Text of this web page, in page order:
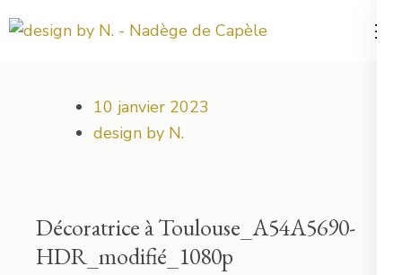
au
10 janvier 2023
design by N.
Décoratrice à Toulouse_A54A5690-
HDR_modifié_1080p